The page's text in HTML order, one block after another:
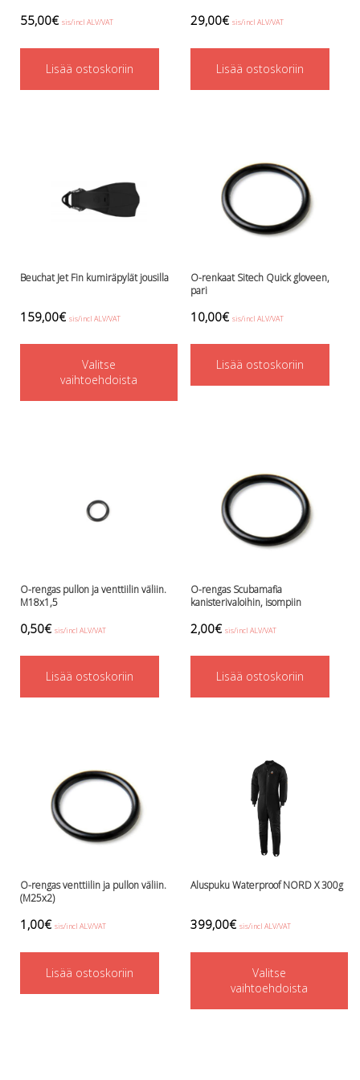
55,00€ sis/incl ALV/VAT
Lisää ostoskoriin
29,00€ sis/incl ALV/VAT
Lisää ostoskoriin
Beuchat Jet Fin kumiräpylät jousilla
159,00€ sis/incl ALV/VAT
Valitse
vaihtoehdoista
This
product
has
the
product
O-renkaat Sitech Quick gloveen,
pari
10,00€ sis/incl ALV/VAT
Lisää ostoskoriin
O-rengas pullon ja venttiilin väliin.
M18x1,5
0,50€ sis/incl ALV/VAT
Lisää ostoskoriin
O-rengas Scubamafia
kanisterivaloihin, isompiin
2,00€ sis/incl ALV/VAT
Lisää ostoskoriin
O-rengas venttiilin ja pullon väliin.
(M25x2)
1,00€ sis/incl ALV/VAT
Lisää ostoskoriin
Aluspuku Waterproof NORD X 300g
399,00€ sis/incl ALV/VAT
Valitse
vaihtoehdoista